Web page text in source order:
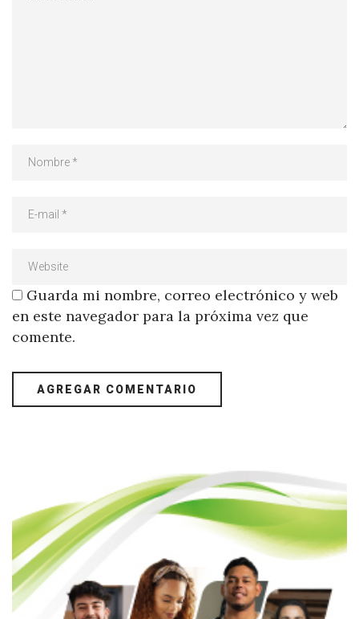
Guarda mi nombre, correo electrónico y web
en este navegador para la próxima vez que
comente.